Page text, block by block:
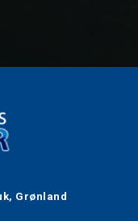
Grønland